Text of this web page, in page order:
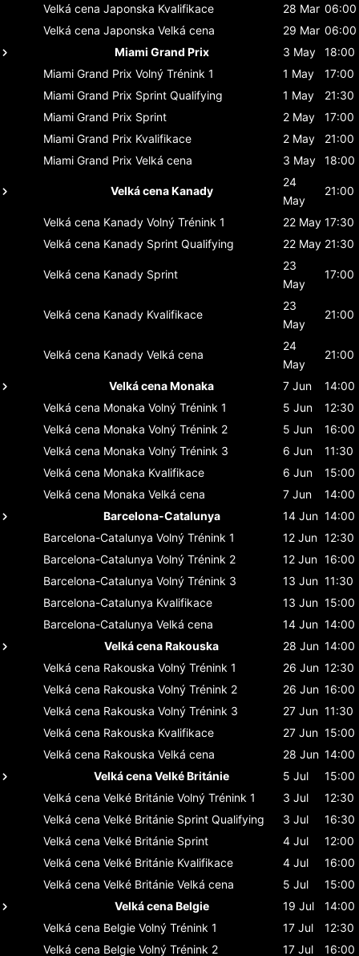
Velká cena Japonska Kvalifikace 28 Mar 06:00
Velká cena Japonska Velká cena 29 Mar 06:00
Miami Grand Prix
3 May
18:00
Miami Grand Prix Volný Trénink 1 1 May
17:00
Miami Grand Prix Sprint Qualifying 1 May
21:30
Miami Grand Prix Sprint 2 May
17:00
Miami Grand Prix Kvalifikace 2 May
21:00
Miami Grand Prix Velká cena 3 May 18:00
Velká cena Kanady
24
May
21:00
Velká cena Kanady Volný Trénink 1 22 May 17:30
Velká cena Kanady Sprint Qualifying 22 May 21:30
Velká cena Kanady Sprint
23
May
17:00
Velká cena Kanady Kvalifikace
23
May
21:00
Velká cena Kanady Velká cena
24
May
21:00
Velká cena Monaka 7 Jun
14:00
Velká cena Monaka Volný Trénink 1 5 Jun
12:30
Velká cena Monaka Volný Trénink 2 5 Jun
16:00
Velká cena Monaka Volný Trénink 3 6 Jun
11:30
Velká cena Monaka Kvalifikace 6 Jun
15:00
Velká cena Monaka Velká cena 7 Jun
14:00
Barcelona-Catalunya
14 Jun 14:00
Barcelona-Catalunya Volný Trénink 1 12 Jun 12:30
Barcelona-Catalunya Volný Trénink 2 12 Jun 16:00
Barcelona-Catalunya Volný Trénink 3 13 Jun 11:30
Barcelona-Catalunya Kvalifikace 13 Jun 15:00
Barcelona-Catalunya Velká cena 14 Jun 14:00
Velká cena Rakouska
28 Jun 14:00
Velká cena Rakouska Volný Trénink 1 26 Jun 12:30
Velká cena Rakouska Volný Trénink 2 26 Jun 16:00
Velká cena Rakouska Volný Trénink 3 27 Jun 11:30
Velká cena Rakouska Kvalifikace 27 Jun 15:00
Velká cena Rakouska Velká cena 28 Jun 14:00
Velká cena Velké Británie
5 Jul
15:00
Velká cena Velké Británie Volný Trénink 1 3 Jul
12:30
Velká cena Velké Británie Sprint Qualifying 3 Jul
16:30
Velká cena Velké Británie Sprint 4 Jul
12:00
Velká cena Velké Británie Kvalifikace 4 Jul
16:00
Velká cena Velké Británie Velká cena 5 Jul
15:00
Velká cena Belgie
19 Jul
14:00
Velká cena Belgie Volný Trénink 1 17 Jul
12:30
Velká cena Belgie Volný Trénink 2 17 Jul 16:00